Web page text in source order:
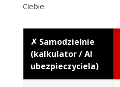
Ciebie.
✗ Samodzielnie
(kalkulator / AI
ubezpieczyciela)